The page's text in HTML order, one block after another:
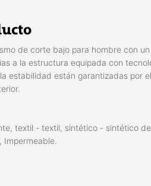
de corte bajo para hombre con
a la estructura equipada con
estabilidad están garantizadas por
textil - textil, sintético - sintético
Impermeable.